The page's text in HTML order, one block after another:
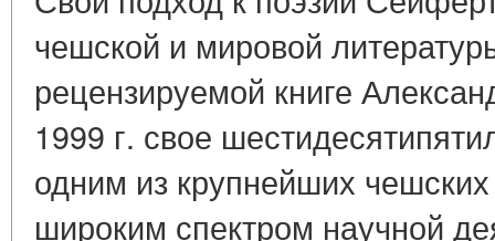
чешской и мировой
рецензируемой книге
1999 г. свое
одним из крупнейших
широким спектром научной